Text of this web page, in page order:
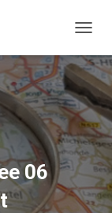
O
G
G
L
E
N
A
V
G
A
06